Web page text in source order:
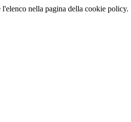
nella pagina della cookie policy.